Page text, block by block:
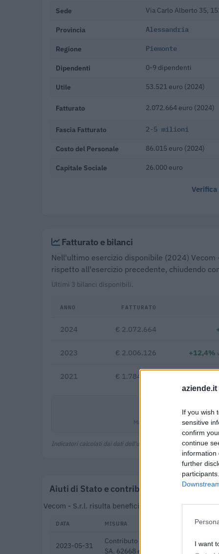
aziende.it
If you wish
sensitive
confirm
continue
information
further
I want
Sede Via Carlo Alberto 35,
Provincia Alessandria
Regione Piemonte
Dipendenti 0-9 dipendenti
Utile 53.521 euro (2024)
Fatturato 2.072.664 euro (2024)
Fascia Fatturato 2-5 milioni
Costo del Personale 86.015 euro (2024)
Capitale Sociale 26.000 euro
Fatturato e bilanci
Nell'ultimo esercizio disponibile (2024)
rispetto all'esercizio precedente, chiudendo
Ultimi 3 bilanci disponibili.
ANNO FATTURATO
2024 € 2.072.664
2023 € 2.006.126 +12,4%
2021 € 1.784.305
Margine netto
Indicatori calcolati dai dati dell'ultimo bilancio disponibile.
Aiuti di Stato e contributi pubblici
Vecom - S.r.l. risulta beneficiaria di 8 aiuti o
DATA MISURA
2023-05-31
Contributo a fondo perduto [e
SA. 62668 e decisione C(2022) 171